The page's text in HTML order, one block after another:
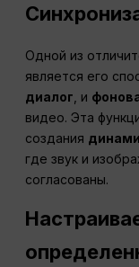
Одной из
является его
диалог , и
видео. Эта
создания
где звук и
согласованы.